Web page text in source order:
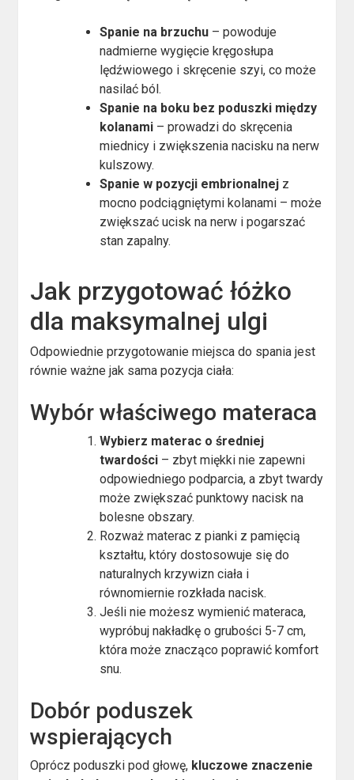
Spanie na brzuchu – powoduje
nadmierne wygięcie kręgosłupa
lędźwiowego i skręcenie szyi, co może
nasilać ból.
Spanie na boku bez poduszki między
kolanami – prowadzi do skręcenia
miednicy i zwiększenia nacisku na nerw
kulszowy.
Spanie w pozycji embrionalnej z
mocno podciągniętymi kolanami – może
zwiększać ucisk na nerw i pogarszać
stan zapalny.
Jak przygotować łóżko
dla maksymalnej ulgi
Odpowiednie przygotowanie miejsca do spania jest
równie ważne jak sama pozycja ciała:
Wybór właściwego materaca
Wybierz materac o średniej
twardości – zbyt miękki nie zapewni
odpowiedniego podparcia, a zbyt twardy
może zwiększać punktowy nacisk na
bolesne obszary.
Rozważ materac z pianki z pamięcią
kształtu, który dostosowuje się do
naturalnych krzywizn ciała i
równomiernie rozkłada nacisk.
Jeśli nie możesz wymienić materaca,
wypróbuj nakładkę o grubości 5-7 cm,
która może znacząco poprawić komfort
snu.
Dobór poduszek
wspierających
Oprócz poduszki pod głowę, kluczowe znaczenie